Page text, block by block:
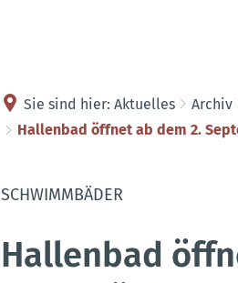
Sie sind hier: Aktuelles Archiv
Hallenbad öffnet ab dem 2.
SCHWIMMBÄDER
Hallenbad